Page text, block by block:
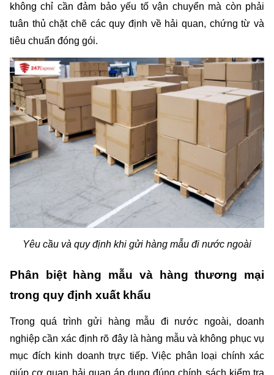
không chỉ cần đảm bảo yếu tố vận chuyển mà còn phải
tuân thủ chặt chẽ các quy định về hải quan, chứng từ và
tiêu chuẩn đóng gói.
Yêu cầu và quy định khi gửi hàng mẫu đi nước ngoài
Phân biệt hàng mẫu và hàng thương mại
trong quy định xuất khẩu
Trong quá trình gửi hàng mẫu đi nước ngoài, doanh
nghiệp cần xác định rõ đây là hàng mẫu và không phục vụ
mục đích kinh doanh trực tiếp. Việc phân loại chính xác
giúp cơ quan hải quan áp dụng đúng chính sách kiểm tra